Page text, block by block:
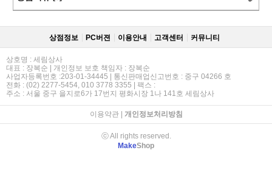
상점정보 PC버젼 이용안내 고객센터 커뮤니티
상호명 : 세림상사
대표 : 장복순 | 개인정보 보호 책임자 : 장복순
사업자등록번호 :203-01-34445 | 통신판매업신고번호 : 중구 04266 호
전화 : (02) 2277-5454, 010 3778 3355 | 팩스 :
주소 : 서울 중구 을지로6가 17번지 평화시장 1나 141호 세림상사
이용약관| 개인정보처리방침
ⓒ All rights reserved.
MakeShop